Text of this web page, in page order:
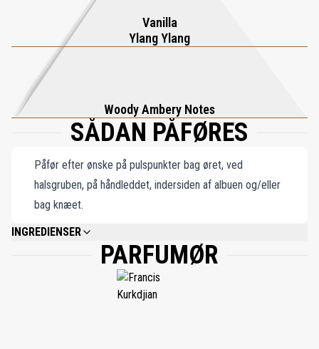
Vanilla
Ylang Ylang
Woody Ambery Notes
SÅDAN PÅFØRES
Påfør efter ønske på pulspunkter bag øret, ved
halsgruben, på håndleddet, indersiden af albuen og/eller
bag knæet.
INGREDIENSER
ALCOHOL; PARFUM (FRAGRANCE); AQUA (WATER); BENZYL SALICYLATE;
LINALOOL; LIMONENE; HYDROXYCITRONELLAL; ALPHA-ISOMETHYL IONONE;
GERANIOL; CITRONELLOL; BUTYL METHOXYDIBENZOYLMETHANE;
DIETHYLAMINO HYDROXYBENZOYL HEXYL BENZOATE; COUMARIN; CITRAL;
PARFUMØR